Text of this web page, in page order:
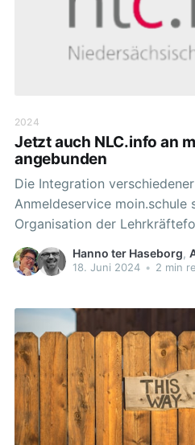
2024
Jetzt auch NLC.info an
angebunden
Die Integration
Anmeldeservice moin.schule
Organisation der
das NLC (Niedersächsisches
Integration dieses Dienstes
zunehmende
niedersächsische
Hanno ter Haseborg,
18. Juni 2024 • 2 min